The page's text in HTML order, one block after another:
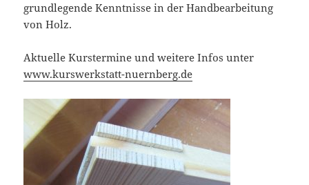
grundlegende Kenntnisse in der Handbearbeitung
von Holz.
Aktuelle Kurstermine und weitere Infos unter
www.kurswerkstatt-nuernberg.de